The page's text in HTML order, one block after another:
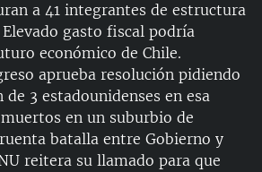
a 41 integrantes de estructura
gasto fiscal podría
económico de Chile.
aprueba resolución pidiendo
3 estadounidenses en esa
en un suburbio de
batalla entre Gobierno y
reitera su llamado para que